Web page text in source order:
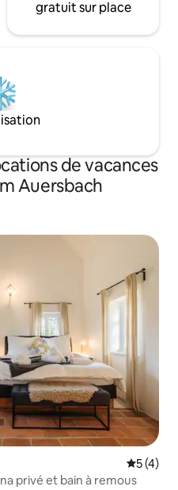
gratuit sur place
de vacances
Auersbach
Note
5 (4)
privé et bain à remous